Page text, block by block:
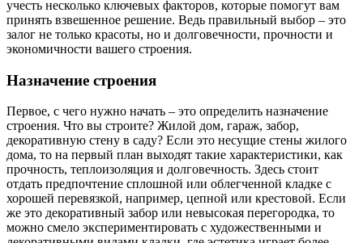
учесть несколько ключевых факторов, которые помогут вам
принять взвешенное решение. Ведь правильный выбор – это
залог не только красоты, но и долговечности, прочности и
экономичности вашего строения.
Назначение строения
Первое, с чего нужно начать – это определить назначение
строения. Что вы строите? Жилой дом, гараж, забор,
декоративную стену в саду? Если это несущие стены жилого
дома, то на первый план выходят такие характеристики, как
прочность, теплоизоляция и долговечность. Здесь стоит
отдать предпочтение сплошной или облегченной кладке с
хорошей перевязкой, например, цепной или крестовой. Если
же это декоративный забор или невысокая перегородка, то
можно смело экспериментировать с художественными и